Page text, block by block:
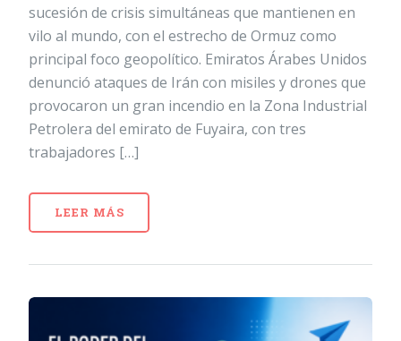
sucesión de crisis simultáneas que mantienen en
vilo al mundo, con el estrecho de Ormuz como
principal foco geopolítico. Emiratos Árabes Unidos
denunció ataques de Irán con misiles y drones que
provocaron un gran incendio en la Zona Industrial
Petrolera del emirato de Fuyaira, con tres
trabajadores […]
LEER MÁS